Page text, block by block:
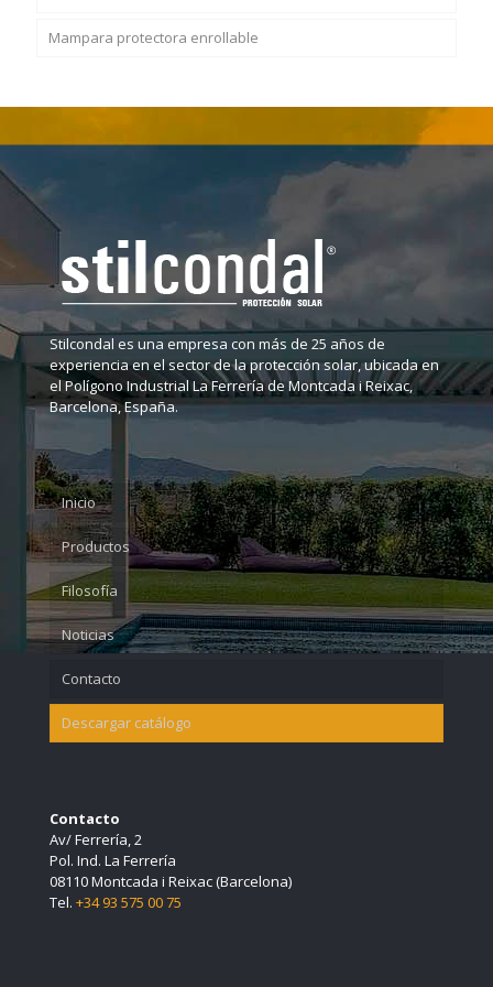
Rollos tela mosquitera
Autoblocante SC 105
SC 80
Otros
Puerta plegable PVC lacada lisa
A-OK
Mampara protectora enrollable
Stilcondal es una empresa con más de 25 años de
experiencia en el sector de la protección solar, ubicada en
el Polígono Industrial La Ferrería de Montcada i Reixac,
Barcelona, España.
Inicio
Productos
Filosofía
Noticias
Contacto
Descargar catálogo
Contacto
Av/ Ferrería, 2
Pol. Ind. La Ferrería
08110 Montcada i Reixac (Barcelona)
Tel. +34 93 575 00 75